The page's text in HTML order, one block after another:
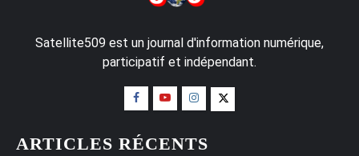
Satellite509 est un journal d'information numérique,
participatif et indépendant.
ARTICLES RÉCENTS